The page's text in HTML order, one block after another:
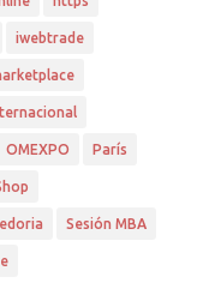
iwebtrade
OMEXPO París
Sesión MBA